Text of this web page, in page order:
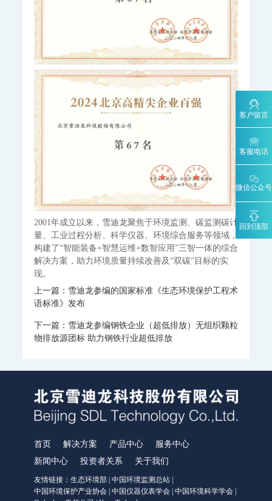
MCS-900A-大气复合污染走航监测车
水环境监测
地表水监测系统
WQMS-900AI-数智化水质在线监测系统
WQMS-900-固定式水质自动监测系统
WQMS-900E-简易式水质自动监测系统
WQMS-900S-小型式水质自动监测系统
WQMS-900F-浮标式水质自动监测系统
WCS-900W-水质移动监测系统
MODEL 9811-高锰酸盐指数水质在线自动监测仪
MODEL 9870-水质自动采样器
MODEL 2000-五参数水质在线自动监测仪
MODEL 9001-叶绿素a水质在线自动监测仪
MODEL 9002-藻密度水质在线自动监测仪
污染源水质监测系统
WWMS-900AI-数智化污染源水质在线监测系统
WWMS-900-污染源水质在线监测系统
MODEL 9810-化学需氧量（CODcr）水质在线自动监测仪
MODEL 9820-氨氮水质在线自动监测仪
MODEL 9840-总磷水质在线自动监测仪
MODEL 2000-pH-水质在线自动监测仪
水质特征因子在线分析仪
MODEL 9880-水质生物综合毒性在线监测仪
WQMS-900HM-水中多参数重金属（XRF）在线监测系统
大气污染防治决策支持平台
水污染防治决策支持平台
城市环境应急指挥管理平台
区县智慧环保平台
园区安全环保应急一体化监管平台
碳监测碳计量
碳排放监测系统
客户留言
客服电话
微信公众号
回到顶部
2001年成立以来，雪迪龙聚焦于环境监测、碳监测碳计
量、工业过程分析、科学仪器、环境综合服务等领域，
构建了“智能装备+智慧运维+数智应用”三智一体的综合
解决方案，助力环境质量持续改善及“双碳”目标的实
现。
上一篇：雪迪龙参编的国家标准《生态环境保护工程术
语标准》发布
下一篇：雪迪龙参编钢铁企业（超低排放）无组织颗粒
物排放源团标 助力钢铁行业超低排放
首页 解决方案 产品中心
服务中心
新闻中心
投资者关系 关于我们
友情链接： 生态环境部 中国环境监测总站
中国环境保护产业协会 中国仪器仪表学会 中国环境科学学会